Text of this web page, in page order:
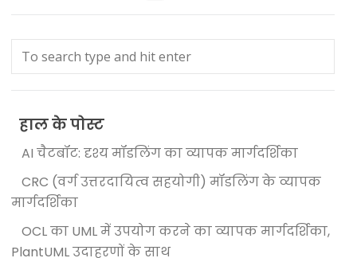
हाल के पोस्ट
AI चैटबॉट: दृश्य मॉडलिंग का व्यापक मार्गदर्शिका
CRC (वर्ग उत्तरदायित्व सहयोगी) मॉडलिंग के व्यापक
मार्गदर्शिका
OCL का UML में उपयोग करने का व्यापक मार्गदर्शिका,
PlantUML उदाहरणों के साथ